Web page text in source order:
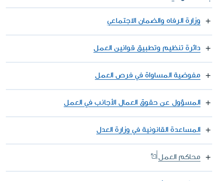
وزارة الرفاه والضمان الاجتماعي
دائرة تنظيم وتطبيق قوانين العمل
مفوضية المساواة في فرص العمل
المسؤول عن حقوق العمال الأجانب في العمل
المساعدة القانونية في وزارة العدل
محاكم العمل